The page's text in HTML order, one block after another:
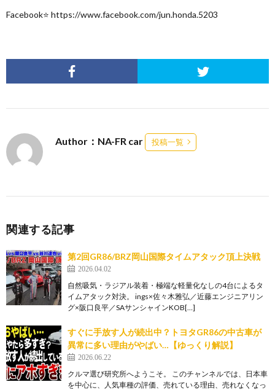
Facebook⭐ https://www.facebook.com/jun.honda.5203
Author：NA-FR car 投稿一覧
関連する記事
第2回GR86/BRZ岡山国際タイムアタック頂上決戦
2026.04.02
自然吸気・ラジアル装着・極端な軽量化なしの4台によるタ
イムアタック対決。 ings×佐々木雅弘／近藤エンジニアリン
グ×阪口良平／SAサンシャインKOB[…]
すぐに手放す人が続出中？トヨタGR86の中古車が
異常に多い理由がやばい…【ゆっくり解説】
2026.06.22
クルマ選び研究所へようこそ。 このチャンネルでは、日本車
を中心に、人気車種の評価、売れている理由、売れなくなっ